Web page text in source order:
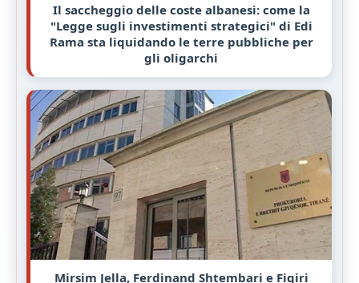
Il saccheggio delle coste albanesi: come la
"Legge sugli investimenti strategici" di Edi
Rama sta liquidando le terre pubbliche per
gli oligarchi
Mirsim Jella, Ferdinand Shtembari e Fiqiri